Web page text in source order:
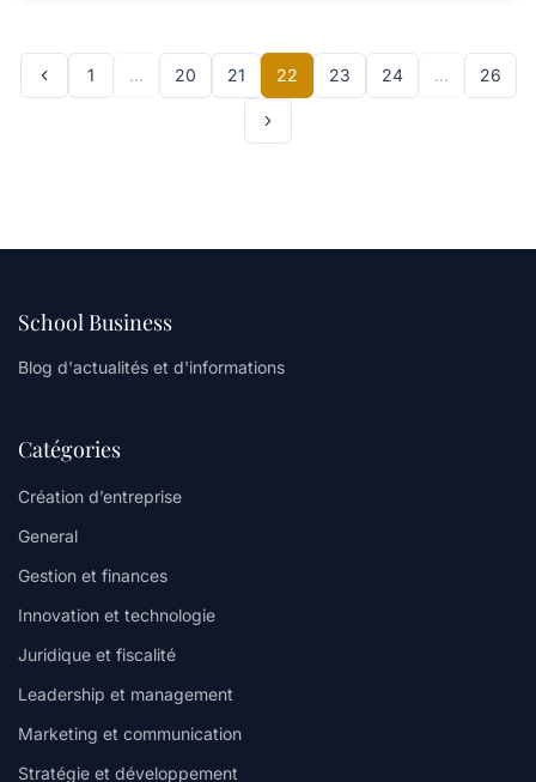
1 … 20 21 22 23 24 … 26
School Business
Blog d'actualités et d'informations
Catégories
Création d’entreprise
General
Gestion et finances
Innovation et technologie
Juridique et fiscalité
Leadership et management
Marketing et communication
Stratégie et développement